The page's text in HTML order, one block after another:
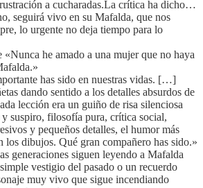
a cucharadas.La crítica ha dicho…
seguirá vivo en su Mafalda, que nos
lo urgente no deja tiempo para lo
he amado a una mujer que no haya
has sido en nuestras vidas. […]
dando sentido a los detalles absurdos de
lección era un guiño de risa silenciosa
suspiro, filosofía pura, crítica social,
y pequeños detalles, el humor más
los dibujos. Qué gran compañero has sido.»
generaciones siguen leyendo a Mafalda
vestigio del pasado o un recuerdo
muy vivo que sigue incendiando